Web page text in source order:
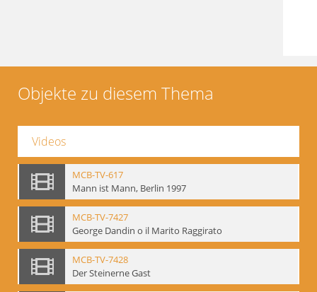
Objekte zu diesem Thema
Videos
MCB-TV-617
Mann ist Mann, Berlin 1997
MCB-TV-7427
George Dandin o il Marito Raggirato
MCB-TV-7428
Der Steinerne Gast